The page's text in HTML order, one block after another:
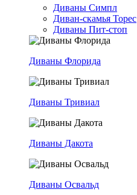
Диваны Симпл
Диван-скамья Торес
Диваны Пит-стоп
Диваны Флорида
Диваны Тривиал
Диваны Дакота
Диваны Освальд